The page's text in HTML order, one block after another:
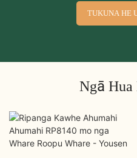
TUKUNA HE
Ngā Hua